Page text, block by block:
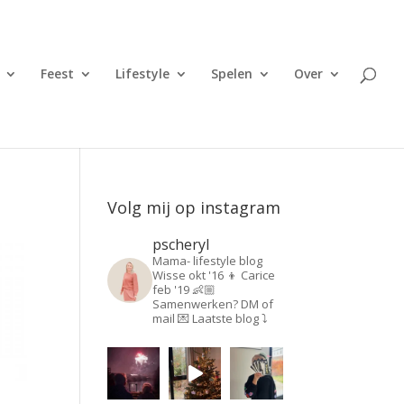
Feest Lifestyle Spelen Over
Volg mij op instagram
pscheryl
Mama- lifestyle blog
Wisse okt '16 👦 Carice
feb '19 👶🏼
Samenwerken? DM of
mail 💌 Laatste blog ⤵️